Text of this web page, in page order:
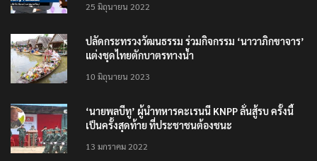
25 มิถุนายน 2022
ปลัดกระทรวงวัฒนธรรม ร่วมกิจกรรม ‘นาวาภิกขาจาร’
แต่งชุดไทยตักบาตรทางน้ำ
10 มิถุนายน 2023
‘นายพลบีทู’ ผู้นำทหารคะเรนนี KNPP ลั่นสู้รบ ครั้งนี้
เป็นครั้งสุดท้าย ที่ประชาชนต้องชนะ
13 มกราคม 2022